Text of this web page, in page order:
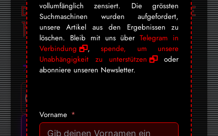
die WHO und der stille
Handel mit Biowaffen
vollumfänglich zensiert. Die grössten
Suchmaschinen wurden aufgefordert,
unsere Artikel aus den Ergebnissen zu
löschen. Bleib mit uns überTelegram in
Verbindung
, spende, um unsere
Unabhängigkeit zu unterstützen
oder
abonniere unseren Newsletter.
Vorname